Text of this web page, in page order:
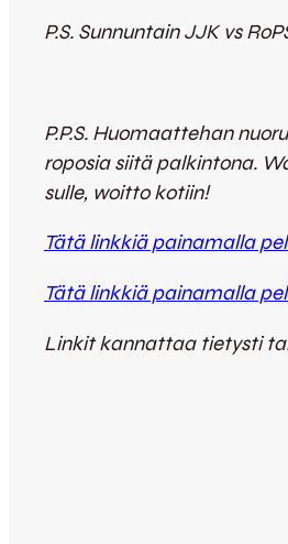
P.S. Sunnuntain JJK vs
P.P.S. Huomaattehan
roposia siitä palkintona.
sulle, woitto kotiin!
Tätä linkkiä painamalla
Tätä linkkiä painamalla
Linkit kannattaa tietysti